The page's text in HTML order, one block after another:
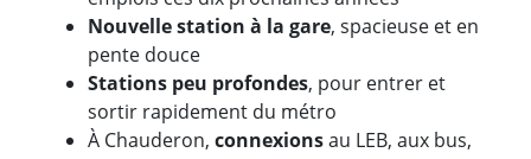
Nouvelle station à la gare, spacieuse et en
pente douce
Stations peu profondes, pour entrer et
sortir rapidement du métro
À Chauderon, connexionsau LEB, aux bus,